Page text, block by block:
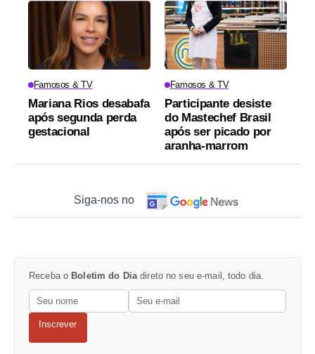
Famosos & TV
Mariana Rios desabafa
após segunda perda
gestacional
Famosos & TV
Participante desiste
do Mastechef Brasil
após ser picado por
aranha-marrom
Siga-nos no
Receba o Boletim do Dia direto no seu e-mail, todo dia.
Inscrever